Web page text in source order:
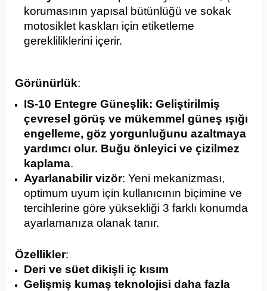
korumasının yapısal bütünlüğü ve sokak
motosiklet kaskları için etiketleme
gerekliliklerini içerir.
Görünürlük:
IS-10 Entegre Güneşlik: Geliştirilmiş
çevresel görüş ve mükemmel güneş ışığı
engelleme, göz yorgunluğunu azaltmaya
yardımcı olur. Buğu önleyici ve çizilmez
kaplama.
Ayarlanabilir vizör: Yeni mekanizması,
optimum uyum için kullanıcının biçimine ve
tercihlerine göre yüksekliği 3 farklı konumda
ayarlamanıza olanak tanır.
Özellikler:
Deri ve süet dikişli iç kısım
Gelişmiş kumaş teknolojisi daha fazla